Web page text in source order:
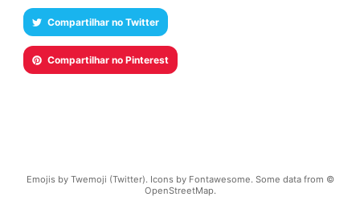
Compartilhar no Twitter
Compartilhar no Pinterest
Emojis by Twemoji (Twitter). Icons by Fontawesome. Some data from ©
OpenStreetMap.